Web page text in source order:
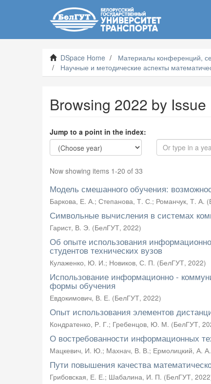
DSpace Home
Материалы конференций,
Научные и методические аспекты
Browsing 2022 by Issue
Jump to a point in the index:
Now showing items 1-20 of 33
Модель смешанного обучения:
Баркова, Е. А.; Степанова, Т. С.; Романчук, Т. А. (
Символьные вычисления в системах
Гарист, В. Э. (БелГУТ, 2022)
Об опыте использования
студентов технических вузов
Кулаженко, Ю. И.; Новиков, С. П. (БелГУТ, 2022)
Использование информационно -
формы обучения
Евдокимович, В. Е. (БелГУТ, 2022)
Опыт использования элементов
Кондратенко, Р. Г.; Гребенцов, Ю. М. (БелГУТ,
О востребованности информационных
Мацкевич, И. Ю.; Махнач, В. В.; Ермолицкий, А. А.
Пути повышения качества
Грибовская, Е. Е.; Шабалина, И. П. (БелГУТ, 2022